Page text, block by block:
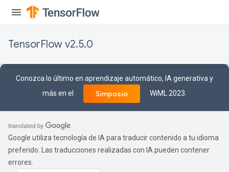
TensorFlow v2.5.0
Conozca lo último en aprendizaje automático, IA generativa y
más en el
Simposio WiML 2023.
Google utiliza tecnología de IA para traducir contenido a tu idioma
preferido. Las traducciones realizadas con IA pueden contener
errores.